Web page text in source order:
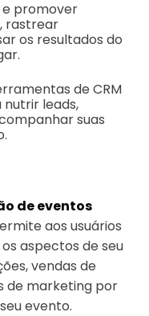
e promover
rastrear
os resultados do
de CRM
leads,
suas
de eventos
aos usuários
aspectos de seu
vendas de
de marketing por
evento.